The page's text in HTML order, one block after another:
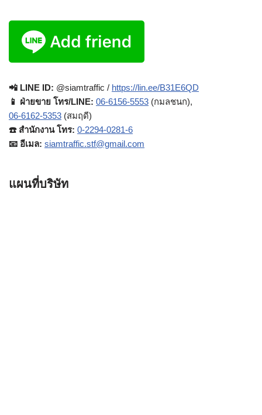
📲 LINE ID: @siamtraffic / https://lin.ee/B31E6QD
📱 ฝ่ายขาย โทร/LINE: 06-6156-5553 (กมลชนก),
06-6162-5353 (สมฤดี)
☎️ สำนักงาน โทร: 0-2294-0281-6
📧 อีเมล: siamtraffic.stf@gmail.com
แผนที่บริษัท